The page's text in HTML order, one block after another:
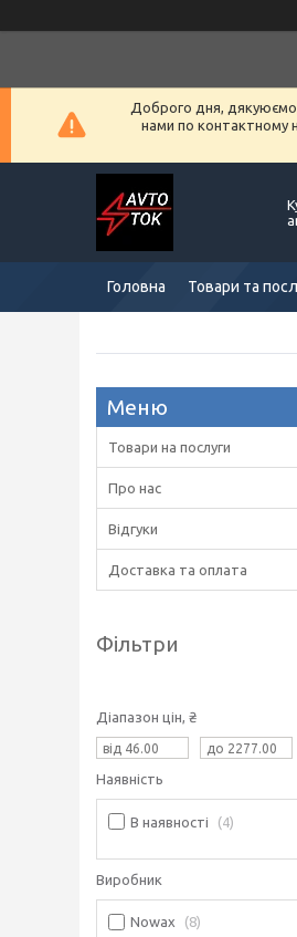
Доброго дня, дякуюємо,
нами по контактному
Головна Товари та
Товари на послуги
Про нас
Відгуки
Доставка та оплата
Фільтри
Діапазон цін, ₴
Наявність
В наявності 4
Виробник
Nowax 8